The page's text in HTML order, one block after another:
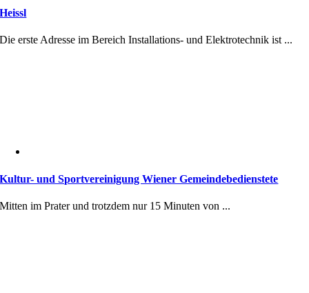
Heissl
Die erste Adresse im Bereich Installations- und Elektrotechnik ist ...
Kultur- und Sportvereinigung Wiener Gemeindebedienstete
Mitten im Prater und trotzdem nur 15 Minuten von ...